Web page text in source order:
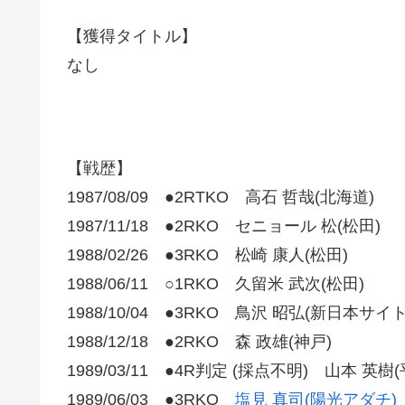
【獲得タイトル】
なし
【戦歴】
1987/08/09 ●2RTKO 高石 哲哉(北海道)
1987/11/18 ●2RKO セニョール 松(松田)
1988/02/26 ●3RKO 松崎 康人(松田)
1988/06/11 ○1RKO 久留米 武次(松田)
1988/10/04 ●3RKO 鳥沢 昭弘(新日本サイ
1988/12/18 ●2RKO 森 政雄(神戸)
1989/03/11 ●4R判定 (採点不明) 山本 英樹(
1989/06/03 ●3RKO 塩見 真司(陽光アダチ)